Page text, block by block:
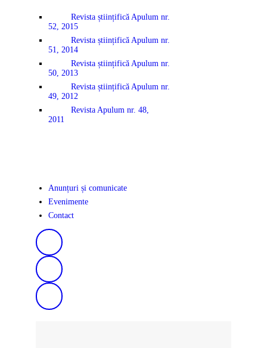
Revista științifică Apulum nr.
52, 2015
Revista științifică Apulum nr.
51, 2014
Revista științifică Apulum nr.
50, 2013
Revista științifică Apulum nr.
49, 2012
Revista Apulum nr. 48,
2011
Anunțuri și comunicate
Evenimente
Contact